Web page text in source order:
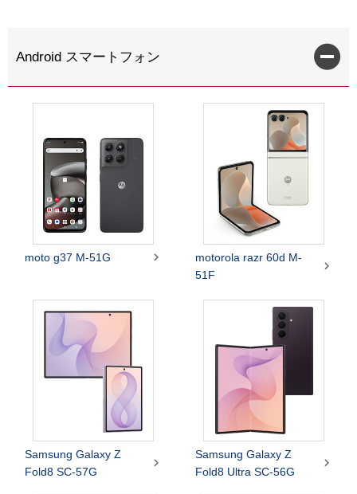
Android スマートフォン
moto g37 M-51G 
motorola razr 60d M-
51F

Samsung Galaxy Z
Fold8 SC-57G

Samsung Galaxy Z
Fold8 Ultra SC-56G
